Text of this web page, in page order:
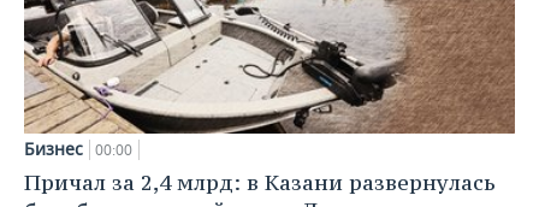
Бизнес 00:00
Причал за 2,4 млрд: в Казани развернулась